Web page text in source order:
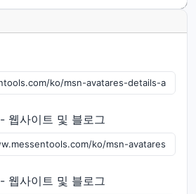
- 웹사이트 및 블로그
- 웹사이트 및 블로그